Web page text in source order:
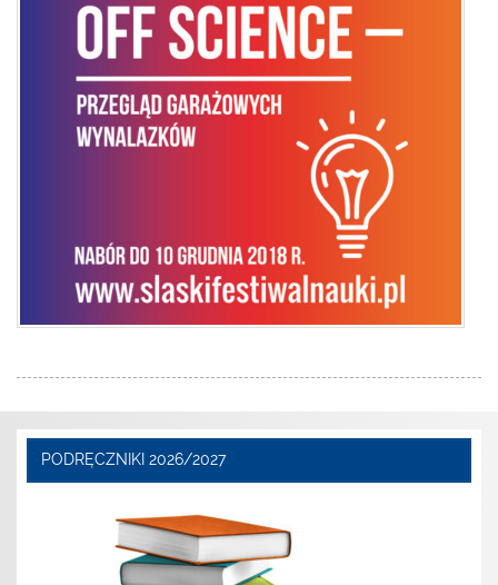
PODRĘCZNIKI 2026/2027